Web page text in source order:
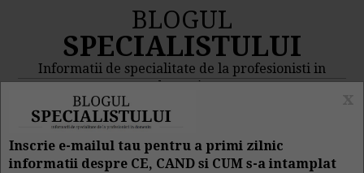
BLOGUL
SPECIALISTULUI
Informatii de specialitate de la profesionisti in
domeniu
MENIU
Inscrie e-mailul tau pentru a primi zilnic
informatii despre CE, CAND si CUM s-a intamplat